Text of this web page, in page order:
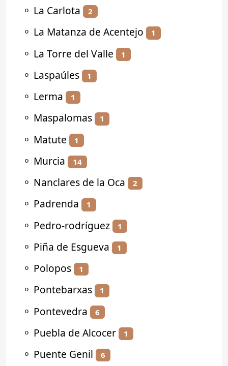
⚬ La Carlota 2
⚬ La Matanza de Acentejo 1
⚬ La Torre del Valle 1
⚬ Laspaúles 1
⚬ Lerma 1
⚬ Maspalomas 1
⚬ Matute 1
⚬ Murcia 14
⚬ Nanclares de la Oca 2
⚬ Padrenda 1
⚬ Pedro-rodríguez 1
⚬ Piña de Esgueva 1
⚬ Polopos 1
⚬ Pontebarxas 1
⚬ Pontevedra 6
⚬ Puebla de Alcocer 1
⚬ Puente Genil 6